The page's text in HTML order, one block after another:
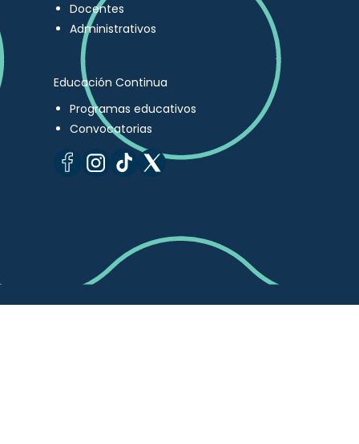
Docentes
Administrativos
Educación Continua
Programas educativos
Convocatorias